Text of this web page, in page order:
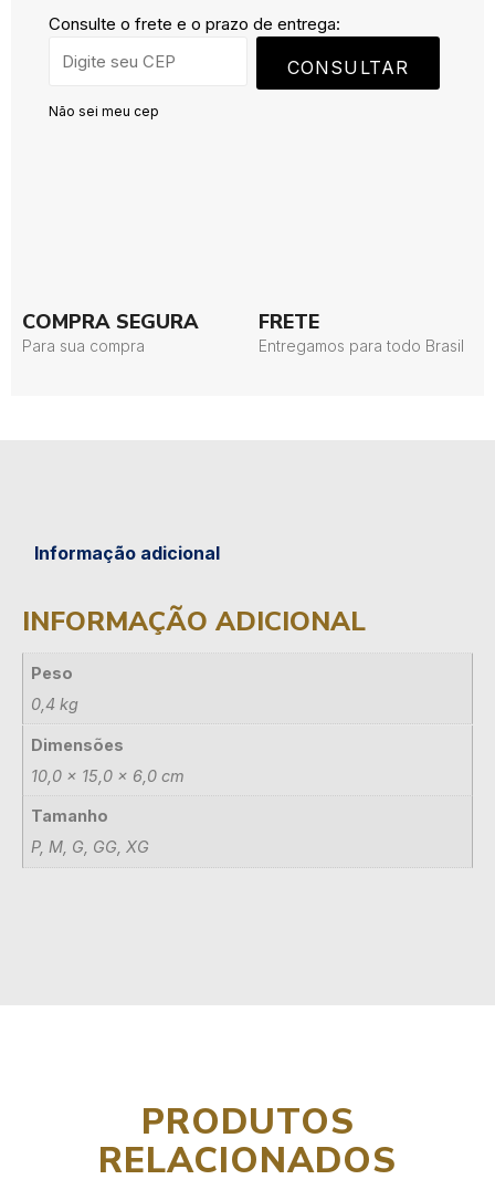
Consulte o frete e o prazo de entrega:
CONSULTAR
Não sei meu cep
COMPRA SEGURA
Para sua compra
FRETE
Entregamos para todo Brasil
Informação adicional
INFORMAÇÃO ADICIONAL
Peso
0,4 kg
Dimensões
10,0 × 15,0 × 6,0 cm
Tamanho
P, M, G, GG, XG
PRODUTOS
RELACIONADOS